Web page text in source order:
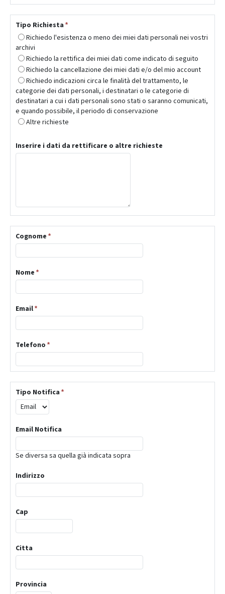
Tipo Richiesta *
Richiedo l'esistenza o meno dei miei dati personali nei vostri
archivi
Richiedo la rettifica dei miei dati come indicato di seguito
Richiedo la cancellazione dei miei dati e/o del mio account
Richiedo indicazioni circa le finalità del trattamento, le
categorie dei dati personali, i destinatari o le categorie di
destinatari a cui i dati personali sono stati o saranno comunicati,
e quando possibile, il periodo di conservazione
Altre richieste
Inserire i dati da rettificare o altre richieste
Cognome *
Nome *
Email *
Telefono *
Tipo Notifica *
Email Notifica
Se diversa sa quella già indicata sopra
Indirizzo
Cap
Citta
Provincia